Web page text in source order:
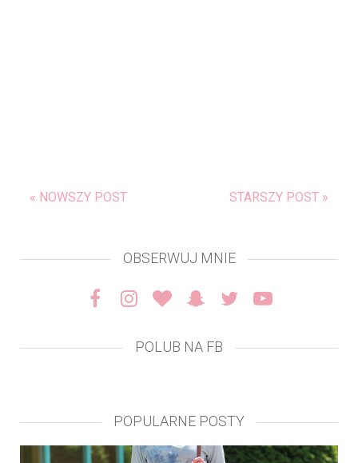
« NOWSZY POST STARSZY POST »
OBSERWUJ MNIE
POLUB NA FB
POPULARNE POSTY